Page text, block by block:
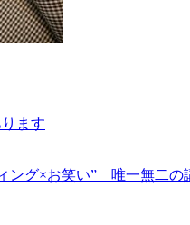
ます
ング×お笑い” 唯一無二の